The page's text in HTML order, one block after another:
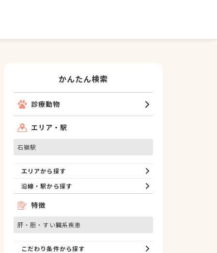
かんたん検索
診療動物
エリア・駅
石嶺駅
エリアから探す
沿線・駅から探す
特徴
肝・胆・すい臓系疾患
こだわり条件から探す